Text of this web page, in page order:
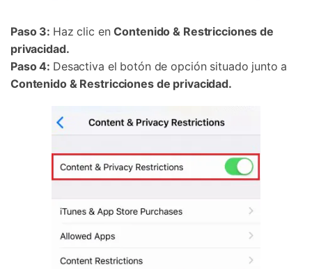
Paso 3: Haz clic enContenido & Restricciones de
privacidad.
Paso 4: Desactiva el botón de opción situado junto a
Contenido & Restricciones de privacidad.